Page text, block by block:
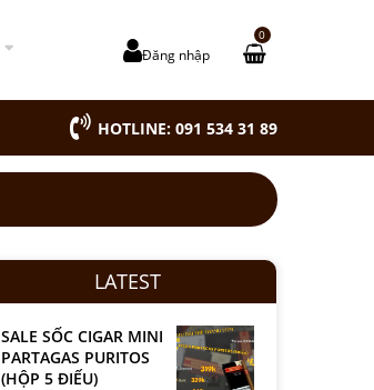
Đăng nhập
0
HOTLINE: 091 534 31 89
LATEST
SALE SỐC CIGAR MINI
PARTAGAS PURITOS
(HỘP 5 ĐIẾU)